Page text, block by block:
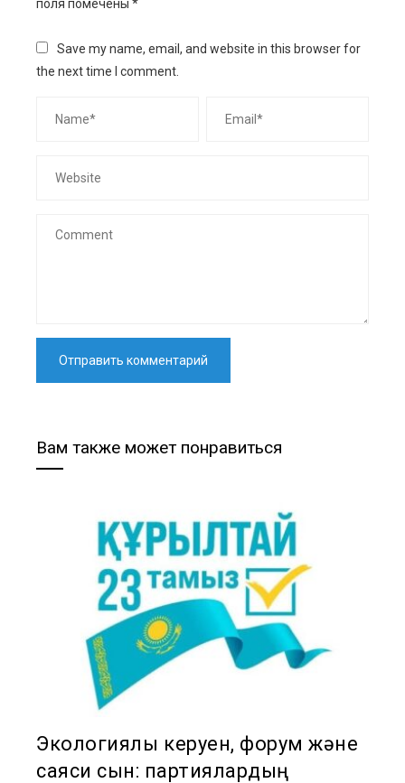
поля помечены *
Save my name, email, and website in this browser for
the next time I comment.
Вам также может понравиться
Экологиялық керуен, форум және
саяси сын: партиялардың